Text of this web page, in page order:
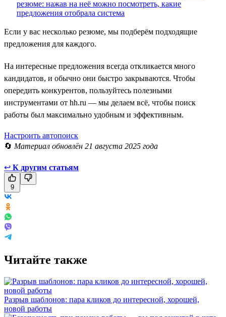
Если у вас несколько резюме, мы подберём подходящие
предложения для каждого.
На интересные предложения всегда откликается много
кандидатов, и обычно они быстро закрываются. Чтобы
опередить конкурентов, пользуйтесь полезными
инструментами от hh.ru — мы делаем всё, чтобы поиск
работы был максимально удобным и эффективным.
Настроить автопоиск
🔄 Материал обновлён 21 августа 2025 года
↩ К другим статьям
9
Читайте также
Разрыв шаблонов: пара кликов до интересной, хорошей,
новой работы